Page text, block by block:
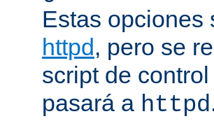
Estas opciones
httpd, pero se
script de control
pasará a httpd